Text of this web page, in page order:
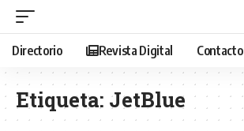
Directorio Revista Digital Contacto
Etiqueta: JetBlue